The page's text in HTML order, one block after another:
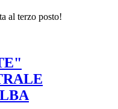
al terzo posto!